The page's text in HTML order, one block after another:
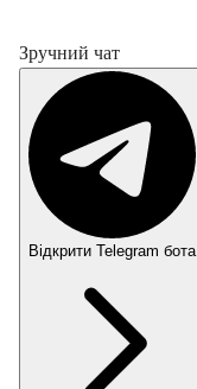
Зручний чат
Відкрити Telegram бота